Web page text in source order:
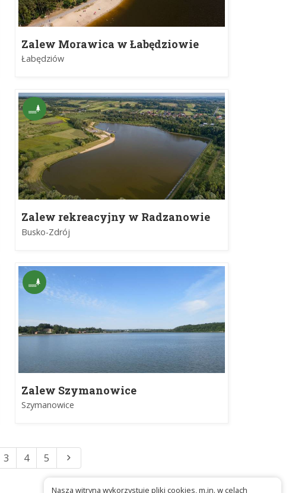
Zalew Morawica w Łabędziowie
Łabędziów
Zalew rekreacyjny w Radzanowie
Busko-Zdrój
Zalew Szymanowice
Szymanowice
3 4 5
Nasza witryna wykorzystuje pliki cookies, m.in. w celach